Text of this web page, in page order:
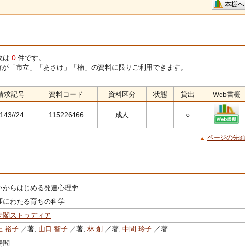
本棚へ
は 0 件です。
「市立」「あさけ」「楠」の資料に限りご利用できます。
求記号 資料コード 資料区分 状態 貸出 Web書棚
24 115226466 成人 ○
ページの先
からはじめる発達心理学
にわたる育ちの科学
閣ストゥディア
裕子 ／著, 山口 智子 ／著, 林 創 ／著, 中間 玲子 ／著
閣